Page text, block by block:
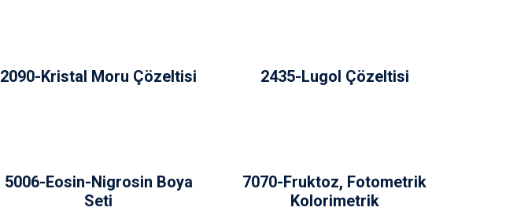
2090-Kristal Moru Çözeltisi 2435-Lugol Çözeltisi
5006-Eosin-Nigrosin Boya
Seti
7070-Fruktoz, Fotometrik
Kolorimetrik